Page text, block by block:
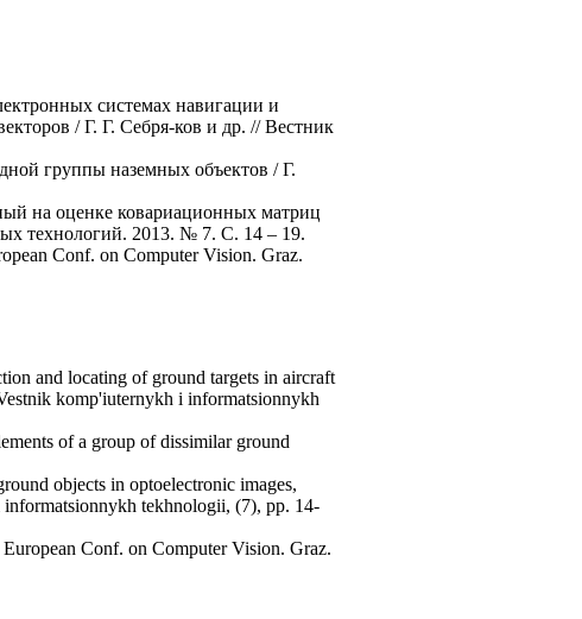
системах навигации и
/ Г. Г. Себря-ков и др. // Вестник
группы наземных объектов / Г.
на оценке ковариационных матриц
технологий. 2013. № 7. С. 14 – 19.
Conf. on Computer Vision. Graz.
and locating of ground targets in aircraft
komp'iuternykh i informatsionnykh
of a group of dissimilar ground
objects in optoelectronic images,
tekhnologii, (7), pp. 14-
Conf. on Computer Vision. Graz.